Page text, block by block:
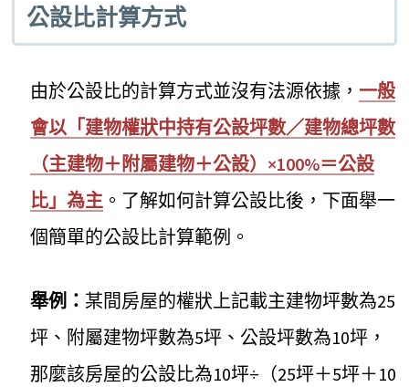
公設比計算方式
由於公設比的計算方式並沒有法源依據，一般
會以「建物權狀中持有公設坪數／建物總坪數
（主建物＋附屬建物＋公設）×100%＝公設
比」為主 。了解如何計算公設比後，下面舉一
個簡單的公設比計算範例。
舉例： 某間房屋的權狀上記載主建物坪數為25
坪、附屬建物坪數為5坪、公設坪數為10坪，
那麼該房屋的公設比為10坪÷（25坪＋5坪＋10